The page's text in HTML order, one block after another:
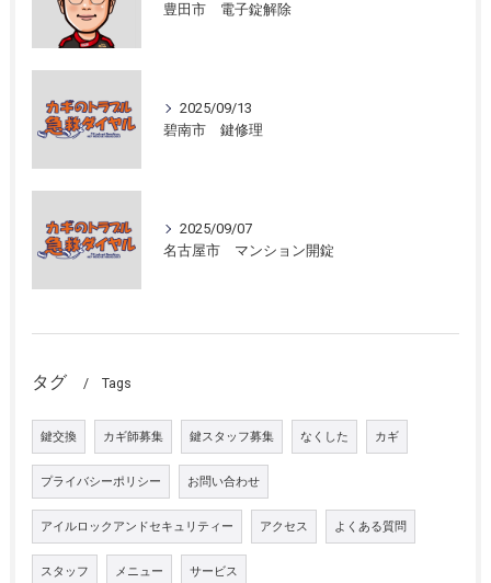
豊田市 電子錠解除
2025/09/13
碧南市 鍵修理
2025/09/07
名古屋市 マンション開錠
タグ Tags
鍵交換 カギ師募集 鍵スタッフ募集 なくした カギ
プライバシーポリシー お問い合わせ
アイルロックアンドセキュリティー アクセス よくある質問
スタッフ メニュー サービス